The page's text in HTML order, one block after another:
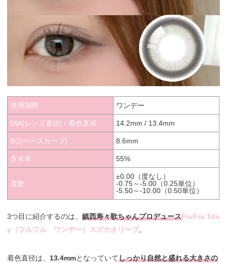
使用期間 ワンデー
DIA(レンズ直径) / 着色直径 14.2mm / 13.4mm
BC(ベースカーブ) 8.6mm
含水率 55%
度数
±0.00（度なし）
-0.75～-5.00（0.25単位）
-5.50～-10.00（0.50単位）
3つ目に紹介するのは、鎮西寿々歌ちゃんプロデュースFruFru 1da
y（フルフル ワンデー）スズカオリーブ。
着色直径は、 13.4mmとなっていてしっかり自然と盛れる大きさの